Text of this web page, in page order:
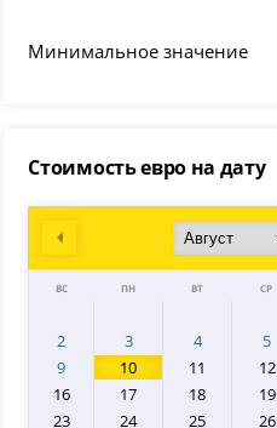
Минимальное значение
Стоимость евро на дату
Prev
ВС ПН ВТ СР
2
3 4 5
9
10 11 12
16
17 18 19
23
24 25 26